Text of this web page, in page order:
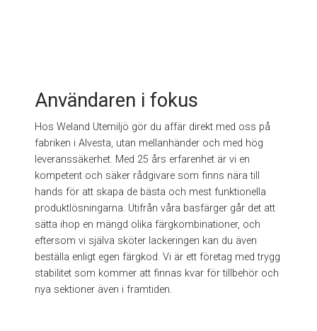
Användaren i fokus
Hos Weland Utemiljö gör du affär direkt med oss på
fabriken i Alvesta, utan mellanhänder och med hög
leveranssäkerhet. Med 25 års erfarenhet är vi en
kompetent och säker rådgivare som finns nära till
hands för att skapa de bästa och mest funktionella
produktlösningarna. Utifrån våra basfärger går det att
sätta ihop en mängd olika färgkombinationer, och
eftersom vi själva sköter lackeringen kan du även
beställa enligt egen färgkod. Vi är ett företag med trygg
stabilitet som kommer att finnas kvar för tillbehör och
nya sektioner även i framtiden.